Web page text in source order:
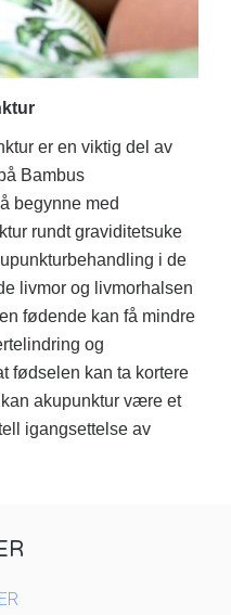
er en viktig del av
Bambus
begynne med
rundt graviditetsuke
i de
livmor og livmorhalsen
fødende kan få mindre
og
fødselen kan ta kortere
akupunktur være et
igangsettelse av